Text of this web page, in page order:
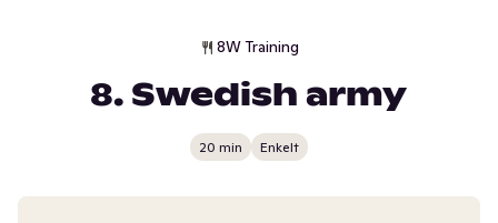
8W Training
8. Swedish army
20 min Enkelt